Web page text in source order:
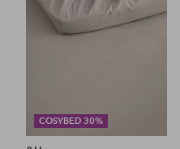
COSYBED 30%